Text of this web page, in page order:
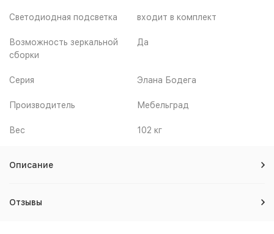
Светодиодная подсветка входит в комплект
Возможность зеркальной
сборки
Да
Серия Элана Бодега
Производитель Мебельград
Вес 102 кг
Описание
Отзывы